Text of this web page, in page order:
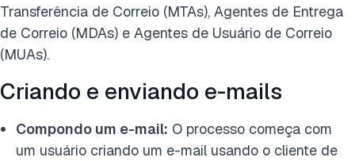
Transferência de Correio (MTAs), Agentes de Entrega
de Correio (MDAs) e Agentes de Usuário de Correio
(MUAs).
Criando e enviando e-mails
Compondo um e-mail: O processo começa com
um usuário criando um e-mail usando o cliente de